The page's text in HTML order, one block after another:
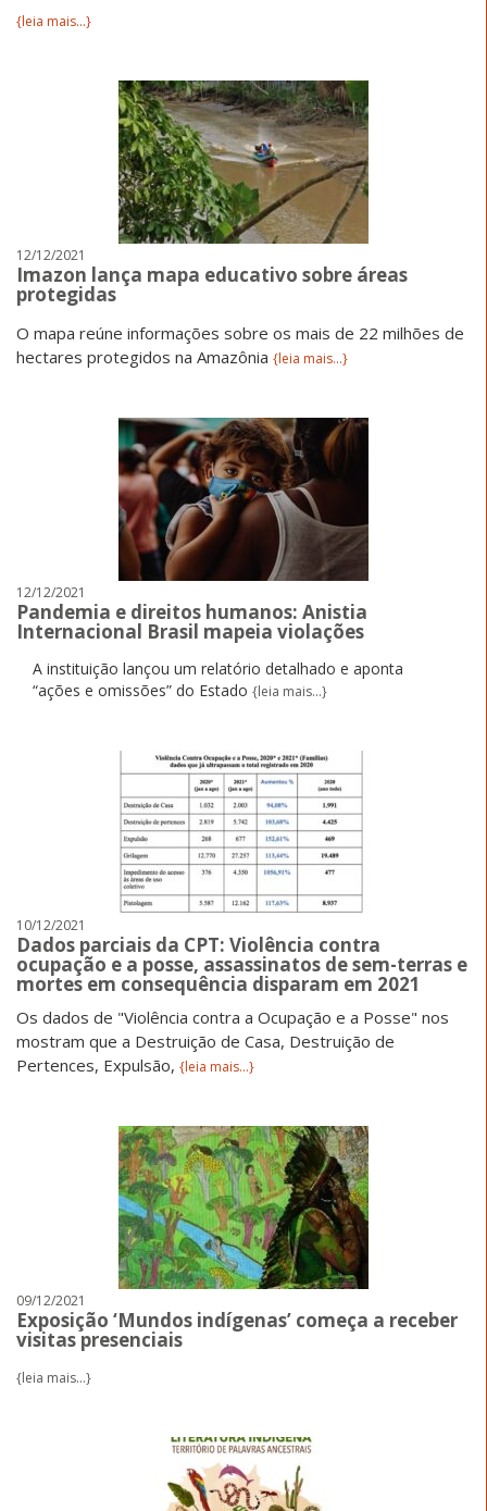
{leia mais...}
12/12/2021
Imazon lança mapa educativo sobre áreas
protegidas
O mapa reúne informações sobre os mais de 22 milhões de
hectares protegidos na Amazônia {leia mais...}
12/12/2021
Pandemia e direitos humanos: Anistia
Internacional Brasil mapeia violações
A instituição lançou um relatório detalhado e aponta
“ações e omissões” do Estado {leia mais...}
10/12/2021
Dados parciais da CPT: Violência contra
ocupação e a posse, assassinatos de sem-terras e
mortes em consequência disparam em 2021
Os dados de "Violência contra a Ocupação e a Posse" nos
mostram que a Destruição de Casa, Destruição de
Pertences, Expulsão, {leia mais...}
09/12/2021
Exposição ‘Mundos indígenas’ começa a receber
visitas presenciais
{leia mais...}